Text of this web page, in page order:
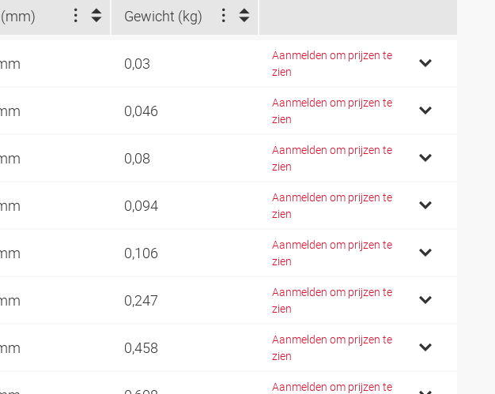
Gewicht (kg)
0,03
Aanmelden om prijzen te
zien
0,046
Aanmelden om prijzen te
zien
0,08
Aanmelden om prijzen te
zien
0,094
Aanmelden om prijzen te
zien
0,106
Aanmelden om prijzen te
zien
0,247
Aanmelden om prijzen te
zien
0,458
Aanmelden om prijzen te
zien
Aanmelden om prijzen te